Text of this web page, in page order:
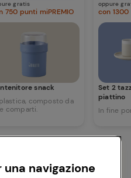
gratis
750 punti miPREMIO
snack
composto da
comparti.
oppure
con 1300
Set 2
piattino
In fine
navigazione